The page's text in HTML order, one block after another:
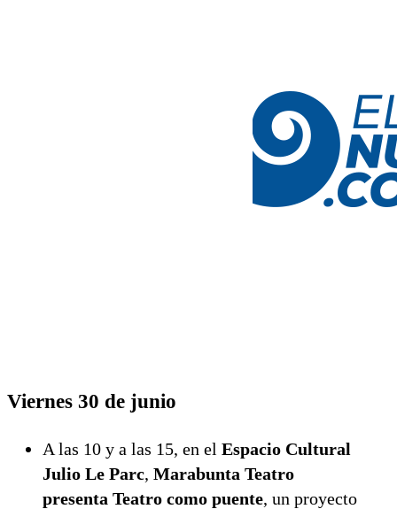
Viernes 30 de junio
A las 10 y a las 15, en el Espacio Cultural
Julio Le Parc, Marabunta Teatro
presenta Teatro como puente, un proyecto